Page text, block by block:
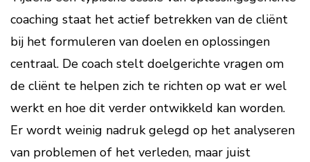
coaching staat het actief betrekken van de cliënt
bij het formuleren van doelen en oplossingen
centraal. De coach stelt doelgerichte vragen om
de cliënt te helpen zich te richten op wat er wel
werkt en hoe dit verder ontwikkeld kan worden.
Er wordt weinig nadruk gelegd op het analyseren
van problemen of het verleden, maar juist